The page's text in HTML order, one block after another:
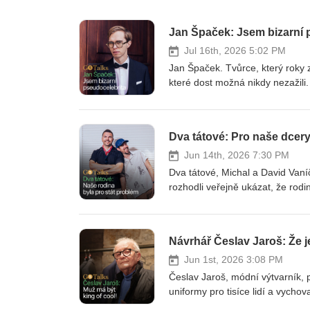
Jan Špaček: Jsem bizarní
Jul 16th, 2026 5:02 PM
Jan Špaček. Tvůrce, který roky
které dost možná nikdy
není nikdy ani trochu trochu
roky vědomě budoval vlastní
vytváření veřejné osobnosti.
sociálním sítím i k tomu, proč
Lucii Borhyové a o lásce. A
absurdní humor, nadsázka a
Dva tátové: Pro naše
Jun 14th, 2026 7:30 PM
Dva tátové, Michal a David
rozhodli veřejně ukázat, že
organizace Liga otevřených
rodičovství, coming outu,
otcovství ještě nedávno pro
nechtějí být jen partneři, ale i
náročná. O tom, proč jejich
Jun 1st, 2026 3:08 PM
Česlav Jaroš, módní výtvarník,
uniformy pro tisíce lidí a